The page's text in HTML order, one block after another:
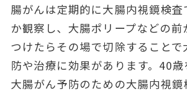
腸がんは定期的に大腸内視鏡検査
か観察し、大腸ポリープなどの前
つけたらその場で切除することで
防や治療に効果があります。40歳
大腸がん予防のための大腸内視鏡